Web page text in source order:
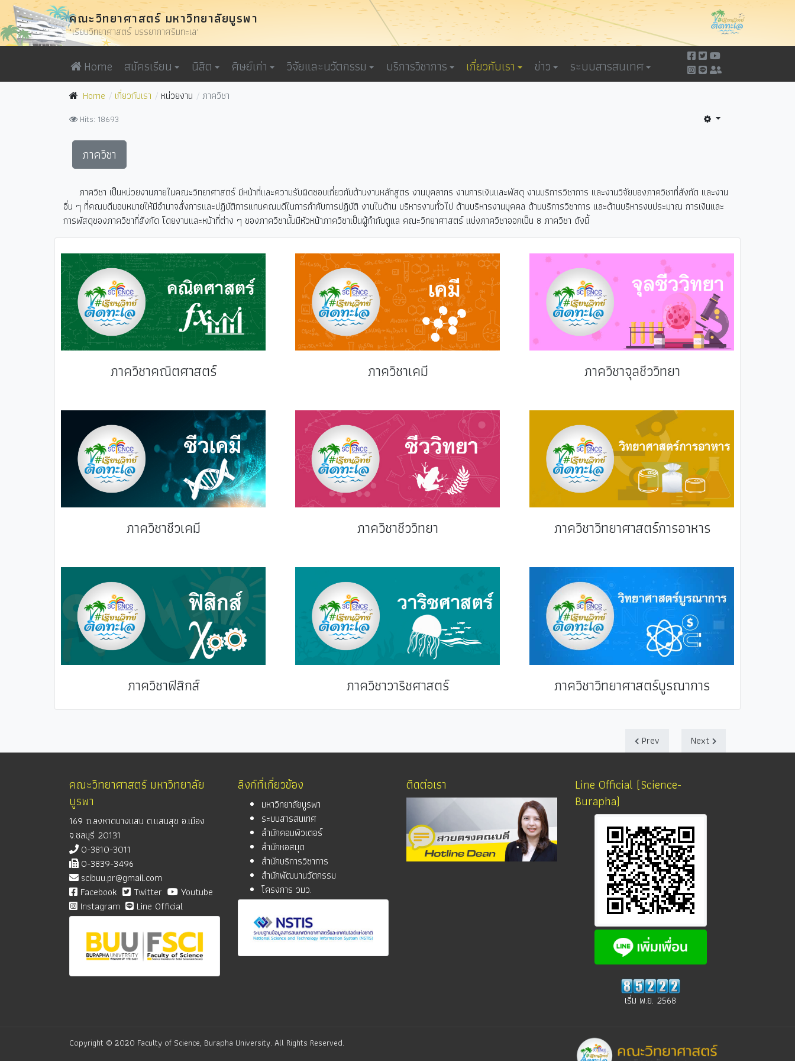
คณะวิทยาศาสตร์ มหาวิทยาลัยบูรพา
"เรียนวิทยาศาสตร์ บรรยากาศริมทะเล"
Home สมัครเรียน นิสิต ศิษย์เก่า วิจัยและนวัตกรรม บริการวิชาการ เกี่ยวกับเรา ข่าว ระบบสารสนเทศ
Home เกี่ยวกับเรา หน่วยงาน ภาควิชา
Hits: 18693
ภาควิชา
ภาควิชา เป็นหน่วยงานภายในคณะวิทยาศาสตร์ มีหน้าที่และความรับผิดชอบเกี่ยวกับด้านงานหลักสูตร งานบุคลากร งานการเงินและพัสดุ งานบริการวิชาการ และงานวิจัยของภาควิชาที่สังกัด และงาน
อื่น ๆ ที่คณบดีมอบหมายให้มีอำนาจสั่งการและปฏิบัติการแทนคณบดีในการกำกับการปฏิบัติ งานในด้าน บริหารงานทั่วไป ด้านบริหารงานบุคคล ด้านบริการวิชาการ และด้านบริหารงบประมาณ การเงินและ
การพัสดุของภาควิชาที่สังกัด โดยงานและหน้าที่ต่าง ๆ ของภาควิชานั้นมีหัวหน้าภาควิชาเป็นผู้กำกับดูแล คณะวิทยาศาสตร์ แบ่งภาควิชาออกเป็น 8 ภาควิชา ดังนี้
ภาควิชาคณิตศาสตร์ ภาควิชาเคมี ภาควิชาจุลชีววิทยา
ภาควิชาชีวเคมี ภาควิชาชีววิทยา ภาควิชาวิทยาศาสตร์การอาหาร
ภาควิชาฟิสิกส์ ภาควิชาวาริชศาสตร์ ภาควิชาวิทยาศาสตร์บูรณาการ
Prev Next
คณะวิทยาศาสตร์ มหาวิทยาลัย
บูรพา
169 ถ.ลงหาดบางแสน ต.แสนสุข อ.เมือง
จ.ชลบุรี 20131
0-3810-3011
0-3839-3496
scibuu.pr@gmail.com
Facebook
Twitter
Youtube
Instagram
Line Official
ลิงก์ที่เกี่ยวข้อง
มหาวิทยาลัยบูรพา
ระบบสารสนเทศ
สำนักคอมพิวเตอร์
สำนักหอสมุด
สำนักบริการวิชาการ
สำนักพัฒนานวัตกรรม
โครงการ วมว.
ติดต่อเรา
Line Official (Science-
Burapha)
เริ่ม พ.ย. 2568
Copyright © 2020 Faculty of Science, Burapha University. All Rights Reserved.